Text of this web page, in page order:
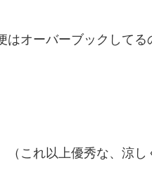
オーバーブックして
これ以上優秀な、涼